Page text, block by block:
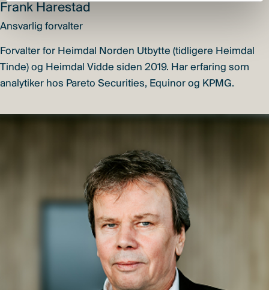
Frank Harestad
Ansvarlig forvalter
Forvalter for Heimdal Norden Utbytte (tidligere Heimdal
Tinde) og Heimdal Vidde siden 2019. Har erfaring som
analytiker hos Pareto Securities, Equinor og KPMG.